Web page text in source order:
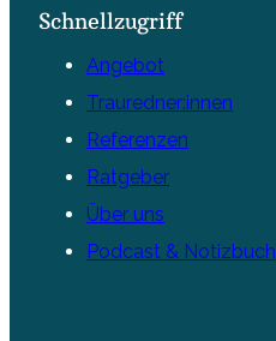
Schnellzugriff
Angebot
Trauredner:innen
Referenzen
Ratgeber
Über uns
Podcast & Notizbuch